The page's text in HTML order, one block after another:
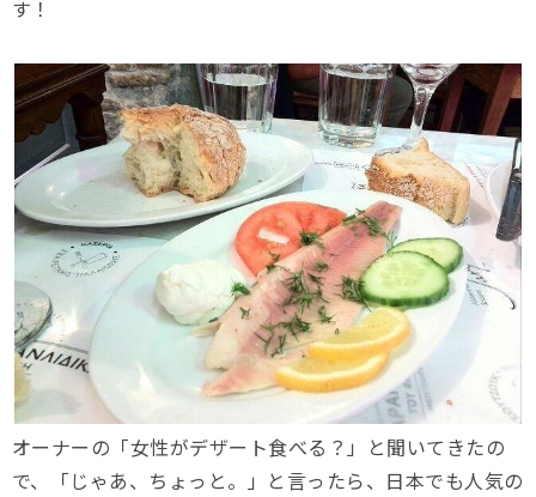
す！
オーナーの「女性がデザート食べる？」と聞いてきたの
で、「じゃあ、ちょっと。」と言ったら、日本でも人気の